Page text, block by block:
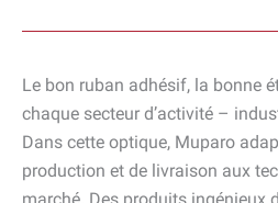
Le bon ruban adhésif, la bonne
chaque secteur d’activité –
Dans cette optique, Muparo
production et de livraison aux